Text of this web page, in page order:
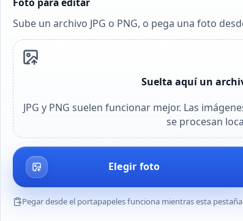
Sube un archivo JPG o PNG, o pega una foto
Suelta aquí un
JPG y PNG suelen funcionar mejor. Las
se procesan
Elegir foto
Pegar desde el portapapeles funciona mientras esta